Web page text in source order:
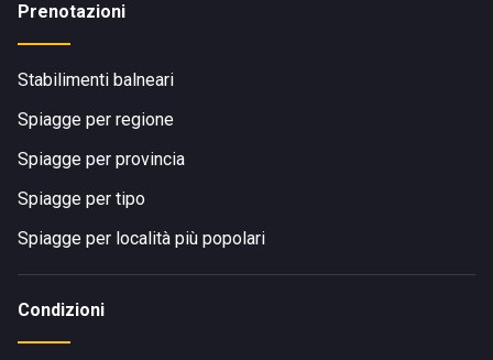
Prenotazioni
Stabilimenti balneari
Spiagge per regione
Spiagge per provincia
Spiagge per tipo
Spiagge per località più popolari
Condizioni